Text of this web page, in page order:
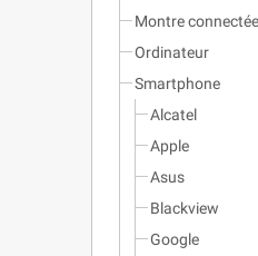
Montre connectée
Ordinateur
Smartphone
Alcatel
Apple
Asus
Blackview
Google